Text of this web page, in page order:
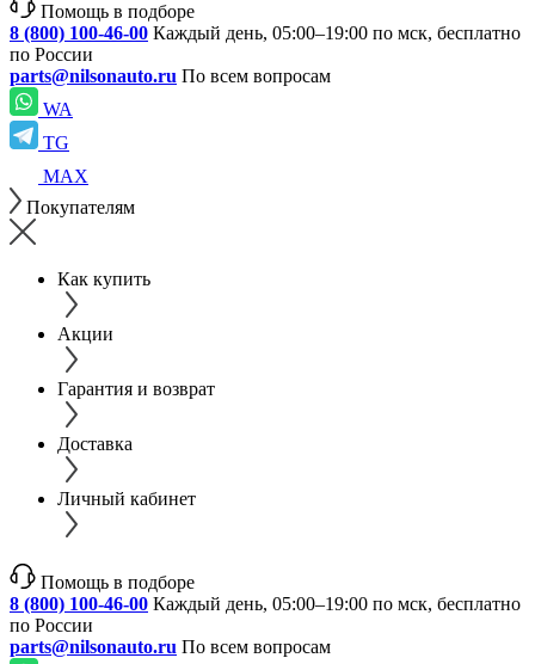
Помощь в подборе
8 (800) 100-46-00 Каждый день, 05:00–19:00 по мск, бесплатно
по России
parts@nilsonauto.ru По всем вопросам
WA
TG
MAX
Покупателям
Как купить
Акции
Гарантия и возврат
Доставка
Личный кабинет
Помощь в подборе
8 (800) 100-46-00 Каждый день, 05:00–19:00 по мск, бесплатно
по России
parts@nilsonauto.ru По всем вопросам